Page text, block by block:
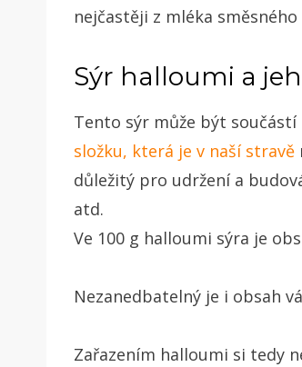
nejčastěji z mléka
Sýr halloumi a
Tento sýr může být
složku, která je v naší stravě
důležitý pro udržení a
atd.
Ve 100 g halloumi sýra je
Nezanedbatelný je i obsah
Zařazením halloumi si tedy